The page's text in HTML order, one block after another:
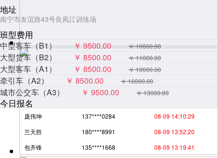
地址
南宁市友谊路43号良凤江训练场
班型费用
中型客车（B1） ￥ 9500.00 ￥ 10000.00
大型货车（B2） ￥ 8500.00 ￥ 11000.00
大型客车（A1） ￥ 8500.00 ￥ 10000.00
牵引车（A2） ￥ 8500.00 ￥ 10000.00
城市公交车（A3） ￥ 9500.00 ￥ 13000.00
今日报名
庞伟坤 137****0284
08-09 14:10:29
兰天胜
180****8991
08-09 13:52:20
包齐锋
135****1668
08-09 13:19:41